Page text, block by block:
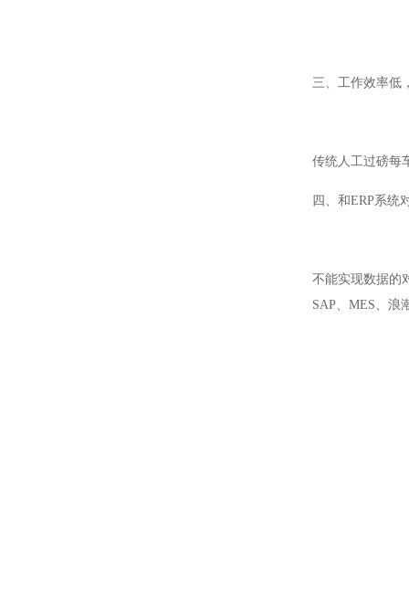
三、工作效率低
传统人工过磅每
四、和ERP系统
不能实现数据的
SAP、MES、浪